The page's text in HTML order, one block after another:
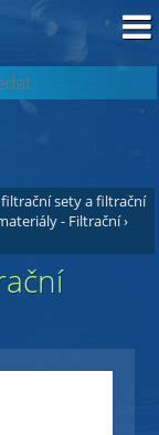
sety a filtrační
- Filtrační›